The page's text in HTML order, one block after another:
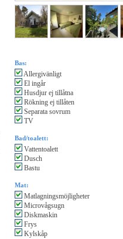
Bas:
Allergivänligt
El ingår
Husdjur ej tillåtna
Rökning ej tillåten
Separata sovrum
TV
Bad/toalett:
Vattentoalett
Dusch
Bastu
Mat:
Matlagningsmöjligheter
Microvågsugn
Diskmaskin
Frys
Kylskåp